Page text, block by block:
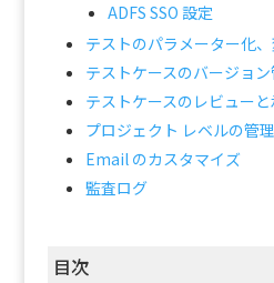
ADFS SSO 設定
テストのパラメーター化
テストケースのバージョ
テストケースのレビュー
プロジェクト レベルの管理
Email のカスタマイズ
監査ログ
目次